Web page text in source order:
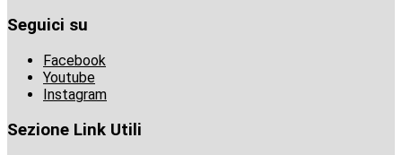
Seguici su
Facebook
Youtube
Instagram
Sezione Link Utili